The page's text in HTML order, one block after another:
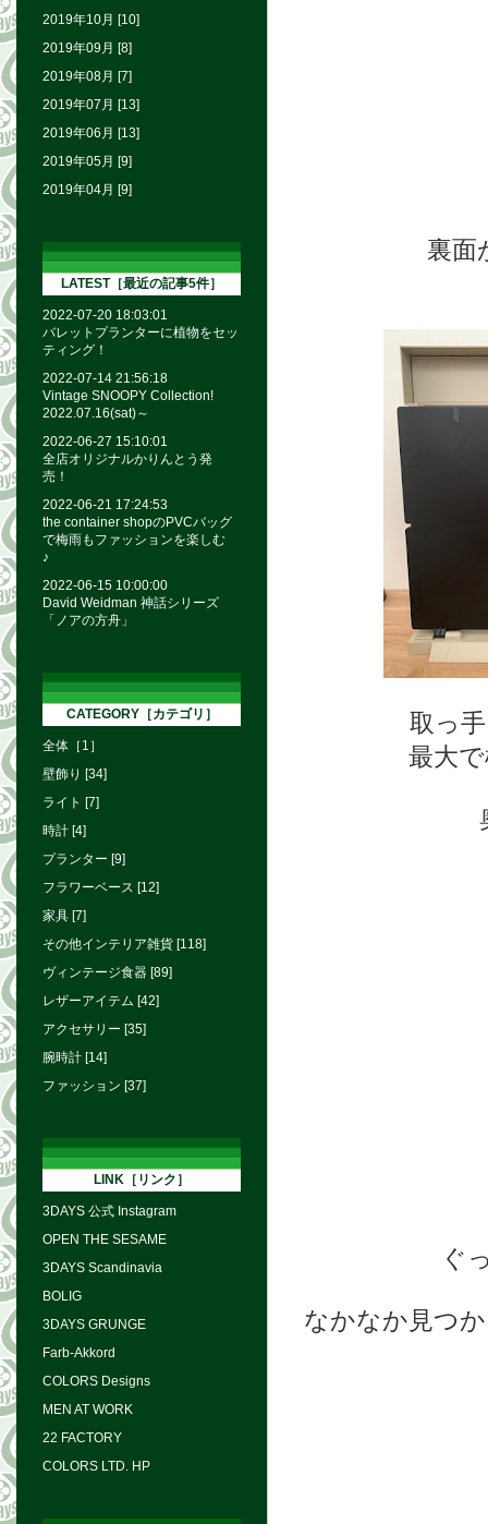
裏面
取っ
最大
ぐ
なかなか見つ
2019年10月 [10]
2019年09月 [8]
2019年08月 [7]
2019年07月 [13]
2019年06月 [13]
2019年05月 [9]
2019年04月 [9]
LATEST［最近の記事5件］
2022-07-20 18:03:01
バレットプランターに植物をセッ
ティング！
2022-07-14 21:56:18
Vintage SNOOPY Collection!
2022.07.16(sat)～
2022-06-27 15:10:01
全店オリジナルかりんとう発
売！
2022-06-21 17:24:53
the container shopのPVCバッグ
で梅雨もファッションを楽しむ
♪
2022-06-15 10:00:00
David Weidman 神話シリーズ
「ノアの方舟」
CATEGORY［カテゴリ］
全体［1］
壁飾り [34]
ライト [7]
時計 [4]
プランター [9]
フラワーベース [12]
家具 [7]
その他インテリア雑貨 [118]
ヴィンテージ食器 [89]
レザーアイテム [42]
アクセサリー [35]
腕時計 [14]
ファッション [37]
LINK［リンク］
3DAYS 公式 Instagram
OPEN THE SESAME
3DAYS Scandinavia
BOLIG
3DAYS GRUNGE
Farb-Akkord
COLORS Designs
MEN AT WORK
22 FACTORY
COLORS LTD. HP